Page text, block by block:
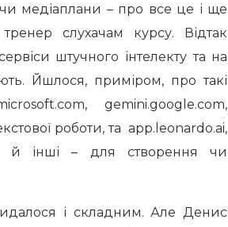
медіаплани – про все це і ще
слухачам курсу. Відтак
штучного інтелекту та на
Йшлося, приміром, про такі
gemini.google.com,
роботи, та app.leonardo.ai,
й інші – для створення чи
і складним. Але Денис